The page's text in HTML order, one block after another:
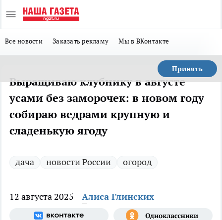
Все новости Заказать рекламу Мы в ВКонтакте
Принять
Выращиваю клубнику в августе
усами без заморочек: в новом году
собираю ведрами крупную и
сладенькую ягоду
дача новости России огород
12 августа 2025 Алиса Глинских